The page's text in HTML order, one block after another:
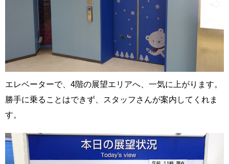
エレベーターで、4階の展望エリアへ、一気に上がります。
勝手に乗ることはできず、スタッフさんが案内してくれま
す。